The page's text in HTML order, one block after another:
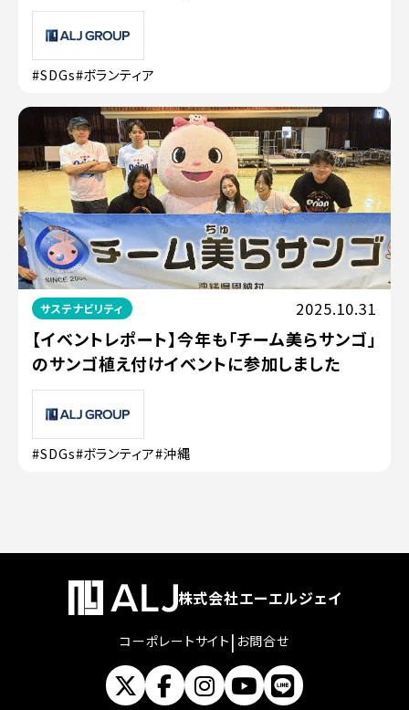
#SDGs#ボランティア
サステナビリティ 2025.10.31
【イベントレポート】今年も「チーム美らサンゴ」
のサンゴ植え付けイベントに参加しました
#SDGs#ボランティア#沖縄
株式会社エーエルジェイ
コーポレートサイト | お問合せ